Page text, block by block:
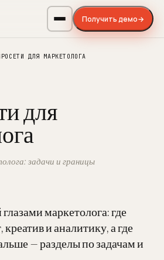
Получить демо→
ДЛЯ МАРКЕТОЛОГА
для
задачи и границы
маркетолога: где
и аналитику, а где
— разделы по задачам и